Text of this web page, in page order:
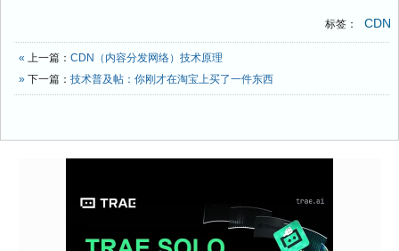
标签： CDN
« 上一篇： CDN（内容分发网络）技术原理
» 下一篇： 技术普及帖：你刚才在淘宝上买了一件东西